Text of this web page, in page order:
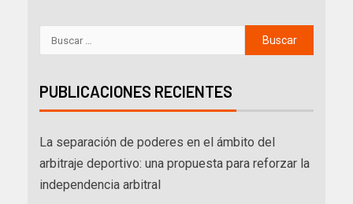
PUBLICACIONES RECIENTES
La separación de poderes en el ámbito del
arbitraje deportivo: una propuesta para reforzar la
independencia arbitral